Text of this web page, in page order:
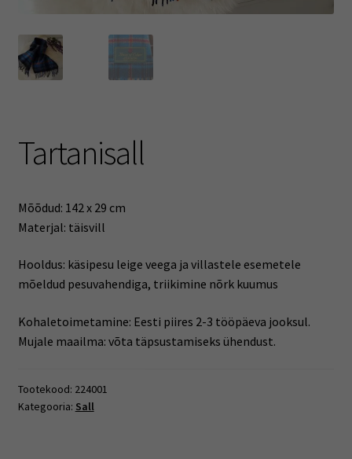
Tartanisall
Mõõdud: 142 x 29 cm
Materjal: täisvill
Hooldus: käsipesu leige veega ja villastele esemetele
mõeldud pesuvahendiga, triikimine nõrk kuumus
Kohaletoimetamine: Eesti piires 2-3 tööpäeva jooksul.
Mujale maailma: võta täpsustamiseks ühendust.
Tootekood: 224001
Kategooria: Sall